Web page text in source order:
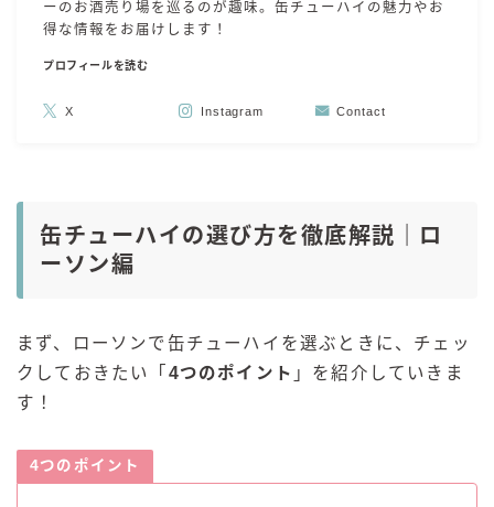
ーのお酒売り場を巡るのが趣味。缶チューハイの魅力やお
得な情報をお届けします！
プロフィールを読む
X Instagram Contact
缶チューハイの選び方を徹底解説｜ロ
ーソン編
まず、ローソンで缶チューハイを選ぶときに、チェッ
クしておきたい「 4つのポイント 」を紹介していきま
す！
4つのポイント